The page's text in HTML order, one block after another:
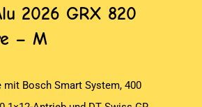
2026 GRX 820
– M
mit Bosch Smart System, 400